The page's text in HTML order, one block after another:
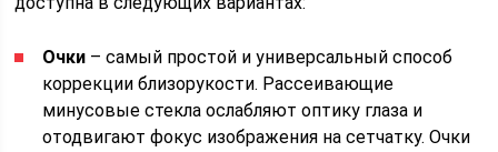
Очки – самый простой и универсальный способ
коррекции близорукости. Рассеивающие
минусовые стекла ослабляют оптику глаза и
отодвигают фокус изображения на сетчатку. Очки